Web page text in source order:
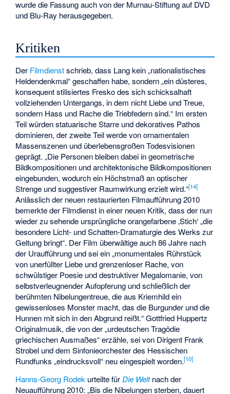
wurde die Fassung auch von der Murnau-Stiftung auf DVD
und Blu-Ray herausgegeben.
Kritiken
Der Filmdienstschrieb, dass Lang kein „nationalistisches
Heldendenkmal“ geschaffen habe, sondern „ein düsteres,
konsequent stilisiertes Fresko des sich schicksalhaft
vollziehenden Untergangs, in dem nicht Liebe und Treue,
sondern Hass und Rache die Triebfedern sind.“ Im ersten
Teil würden statuarische Starre und dekoratives Pathos
dominieren, der zweite Teil werde von ornamentalen
Massenszenen und überlebensgroßen Todesvisionen
geprägt. „Die Personen bleiben dabei in geometrische
Bildkompositionen und architektonische Bildkompositionen
eingebunden, wodurch ein Höchstmaß an optischer
Strenge und suggestiver Raumwirkung erzielt wird.“[14]
Anlässlich der neuen restaurierten Filmaufführung 2010
bemerkte der Filmdienst in einer neuen Kritik, dass der nun
wieder zu sehende ursprüngliche orangefarbene ‚Stich‘ „die
besondere Licht- und Schatten-Dramaturgie des Werks zur
Geltung bringt“. Der Film überwältige auch 86 Jahre nach
der Uraufführung und sei ein „monumentales Rührstück
von unerfüllter Liebe und grenzenloser Rache, von
schwülstiger Poesie und destruktiver Megalomanie, von
selbstverleugnender Aufopferung und schließlich der
berühmten Nibelungentreue, die aus Kriemhild ein
gewissenloses Monster macht, das die Burgunder und die
Hunnen mit sich in den Abgrund reißt.“ Gottfried Huppertz
Originalmusik, die von der „urdeutschen Tragödie
griechischen Ausmaßes“ erzähle, sei von Dirigent Frank
Strobel und dem Sinfonieorchester des Hessischen
Rundfunks „eindrucksvoll“ neu eingespielt worden.[10]
Hanns-Georg Rodek urteilte fürDie Weltnach der
Neuaufführung 2010: „Bis die Nibelungen sterben, dauert